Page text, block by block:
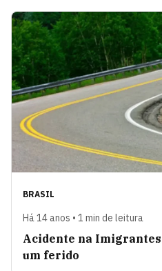
BRASIL
Há 14 anos • 1 min de leitura
Acidente na
um ferido